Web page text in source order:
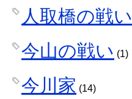
人取橋の戦い
今山の戦い (1)
今川家 (14)